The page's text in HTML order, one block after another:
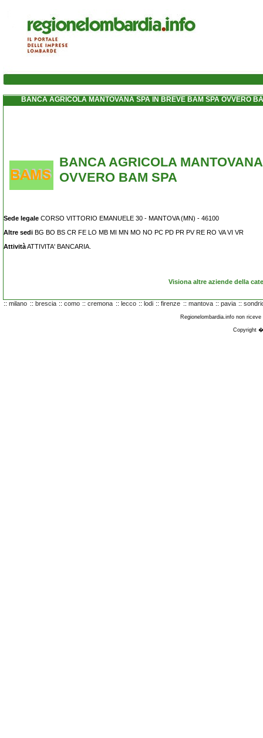
BANCA AGRICOLA MANTOVANA SPA IN BREVE BAM SPA OVVERO
BANCA AGRICOLA
OVVERO BAM SPA
Sede legale CORSO VITTORIO EMANUELE 30 - MANTOVA (MN) - 46100
Altre sedi BG BO BS CR FE LO MB MI MN MO NO PC PD PR PV RE RO VA VI VR
AttivitàATTIVITA' BANCARIA.
Visiona altre aziende della
::milano :: brescia :: como ::cremona :: lecco :: lodi ::firenze :: mantova :: pavia ::
Regionelombardia.info non
Copyright �